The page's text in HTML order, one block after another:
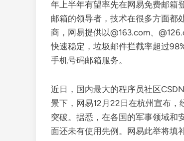
年上半年有望率先在网易免费邮箱
邮箱的领导者，技术在很多方面都
商，网易提供以@163.com、
快速稳定，垃圾邮件拦截率超过
手机号码邮箱服务。
近日，国内最大的程序员社区
景下，网易12月22日在杭州宣布
突破。据悉，在各国的军事领域和
面还未有使用先例。网易此举将填